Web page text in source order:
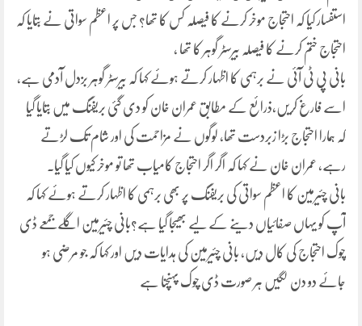
استفسار کیا کہ احتجاج موخر کرنے کا فیصلہ کس کا تھا؟ جس پر اعظم سواتی نے بتایا کہ
احتجاج ختم کرنے کا فیصلہ بیرسٹر گوہر کا تھا ،
بانی پی ٹی آئی نے برہمی کا اظہار کرتے ہوئے کہا کہ بیرسٹر گوہر بزدل آدمی ہے،
اسے فارغ کریں،ذرائع کے مطابق عمران خان کو دی گئی بریفنگ میں بتایا گیا
کہ ہمارا احتجاج بڑا زبردست تھا، لوگوں نے مزاحمت کی اور شام تک لڑتے
رہے، عمران خان نے کہا کہ اگر اگر احتجاج کامیاب تھا تو موخر کیوں کیا گیا۔
بانی چئیرمین کا اعظم سواتی کی بریفنگ پر بھی برہمی کا اظہار کرتے ہوئے کہا کہ
آپ کو یہاں صفائیاں دینے کے لیے بھیجا گیا ہے؟بانی چئیرمین اگلے جمعے ڈی
چوک احتجاج کی کال دیں، بانی چئیرمین کی ہدایات دیں اور کہا کہ جو مرضی ہو
جائے دو دن لگیں ہر صورت ڈی چوک پہنچنا ہے